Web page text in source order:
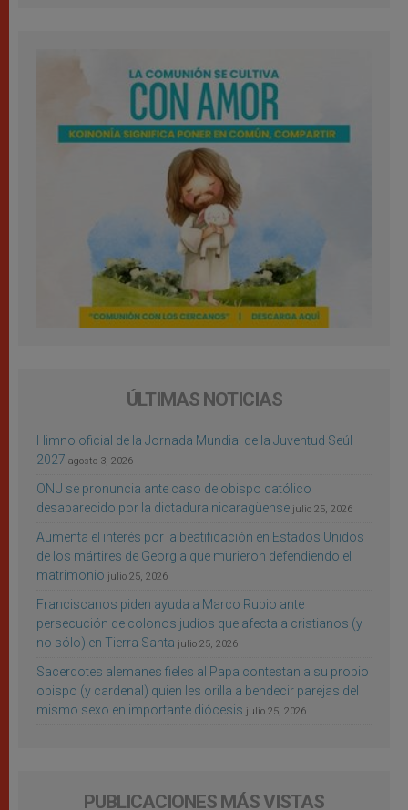
ÚLTIMAS NOTICIAS
Himno oficial de la Jornada Mundial de la Juventud Seúl
2027 agosto 3, 2026
ONU se pronuncia ante caso de obispo católico
desaparecido por la dictadura nicaragüense julio 25, 2026
Aumenta el interés por la beatificación en Estados Unidos
de los mártires de Georgia que murieron defendiendo el
matrimonio julio 25, 2026
Franciscanos piden ayuda a Marco Rubio ante
persecución de colonos judíos que afecta a cristianos (y
no sólo) en Tierra Santa julio 25, 2026
Sacerdotes alemanes fieles al Papa contestan a su propio
obispo (y cardenal) quien les orilla a bendecir parejas del
mismo sexo en importante diócesis julio 25, 2026
PUBLICACIONES MÁS VISTAS